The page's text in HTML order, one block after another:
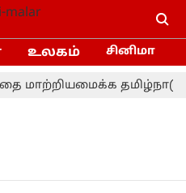
உலகம் சினிமா
மாற்றியமைக்க